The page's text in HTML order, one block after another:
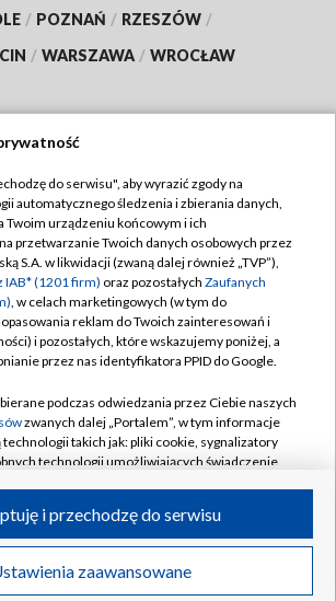
/ POZNAŃ / RZESZÓW /
/ WARSZAWA / WROCŁAW
TVP
TVP
Cyfrowa
Regulamin TVP
Polityka prywatności
Moje zgody
Pomoc
Kontakt
Kanały
Polska S.A. w likwidacji
do serwisu", aby wyrazić zgody na
automatycznego śledzenia i zbierania danych,
Twoim urządzeniu końcowym i ich
przetwarzanie Twoich danych osobowych przez
S.A. w likwidacji (zwaną dalej również „TVP”),
IAB* (1201 firm) oraz pozostałych Zaufanych
, w celach marketingowych (w tym do
reklam do Twoich zainteresowań i
i pozostałych, które wskazujemy poniżej, a
przez nas identyfikatora PPID do Google.
podczas odwiedzania przez Ciebie naszych
zwanych dalej „Portalem”, w tym informacje
technologii takich jak: pliki cookie, sygnalizatory
technologii umożliwiających świadczenie
podczas odwiedzania przez Ciebie
na Portalu, takie jak adresy IP, identyfikatory
zaawansowane
i przechodzę do serwisu